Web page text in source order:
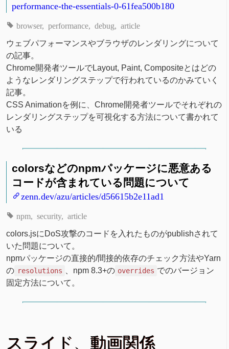
performance-the-essentials-0-61fea500b180
browser performance debug article
ウェブパフォーマンスやブラウザのレンダリングについて
の記事。
Chrome開発者ツールでLayout, Paint, Compositeとはどの
ようなレンダリングステップで行われているのかみていく
記事。
CSS Animationを例に、Chrome開発者ツールでそれぞれの
レンダリングステップを可視化する方法について書かれて
いる
colorsなどのnpmパッケージに悪意ある
コードが含まれている問題について
zenn.dev/azu/articles/d56615b2e11ad1
npm security article
colors.jsにDoS攻撃のコードを入れたものがpublishされて
いた問題について。
npmパッケージの直接的/間接的依存のチェック方法やYarn
の resolutions 、npm 8.3+の overrides でのバージョン
固定方法について。
スライド、動画関係